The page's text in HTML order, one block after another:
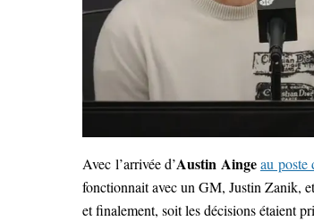
Avec l’arrivée d’Austin Ainge au poste
fonctionnait avec un GM, Justin Zanik,
et finalement, soit les décisions étaient